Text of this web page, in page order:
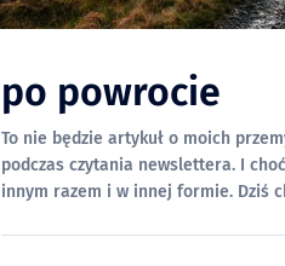
po powrocie
To nie będzie artykuł o moich
podczas czytania newslettera. I
innym razem i w innej formie. Dziś